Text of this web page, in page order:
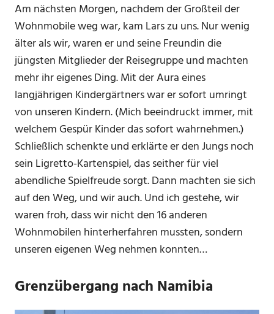
Am nächsten Morgen, nachdem der Großteil der
Wohnmobile weg war, kam Lars zu uns. Nur wenig
älter als wir, waren er und seine Freundin die
jüngsten Mitglieder der Reisegruppe und machten
mehr ihr eigenes Ding. Mit der Aura eines
langjährigen Kindergärtners war er sofort umringt
von unseren Kindern. (Mich beeindruckt immer, mit
welchem Gespür Kinder das sofort wahrnehmen.)
Schließlich schenkte und erklärte er den Jungs noch
sein Ligretto-Kartenspiel, das seither für viel
abendliche Spielfreude sorgt. Dann machten sie sich
auf den Weg, und wir auch. Und ich gestehe, wir
waren froh, dass wir nicht den 16 anderen
Wohnmobilen hinterherfahren mussten, sondern
unseren eigenen Weg nehmen konnten…
Grenzübergang nach Namibia